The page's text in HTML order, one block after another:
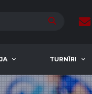
TURNĪRI